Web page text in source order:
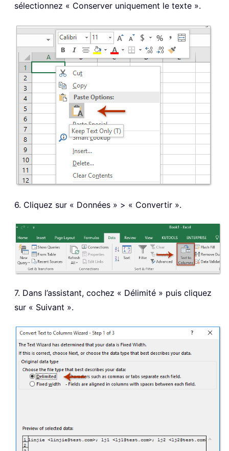
sélectionnez « Conserver uniquement le texte ».
6. Cliquez sur « Données » > « Convertir ».
7. Dans l’assistant, cochez « Délimité » puis cliquez
sur « Suivant ».